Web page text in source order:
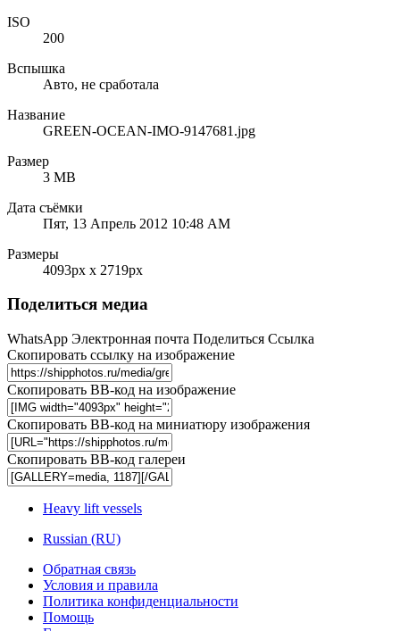
ISO
200
Вспышка
Авто, не сработала
Название
GREEN-OCEAN-IMO-9147681.jpg
Размер
3 MB
Дата съёмки
Пят, 13 Апрель 2012 10:48 AM
Размеры
4093px x 2719px
Поделиться медиа
WhatsApp Электронная почта Поделиться Ссылка
Скопировать ссылку на изображение
Скопировать BB-код на изображение
Скопировать BB-код на миниатюру изображения
Скопировать BB-код галереи
Heavy lift vessels
Russian (RU)
Обратная связь
Условия и правила
Политика конфиденциальности
Помощь